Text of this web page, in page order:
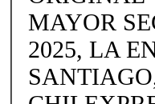
MAYOR
2025, LA